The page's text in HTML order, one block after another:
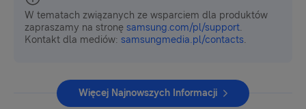
W tematach związanych ze wsparciem dla produktów
zapraszamy na stronę samsung.com/pl/support.
Kontakt dla mediów: samsungmedia.pl/contacts.
Więcej Najnowszych Informacji